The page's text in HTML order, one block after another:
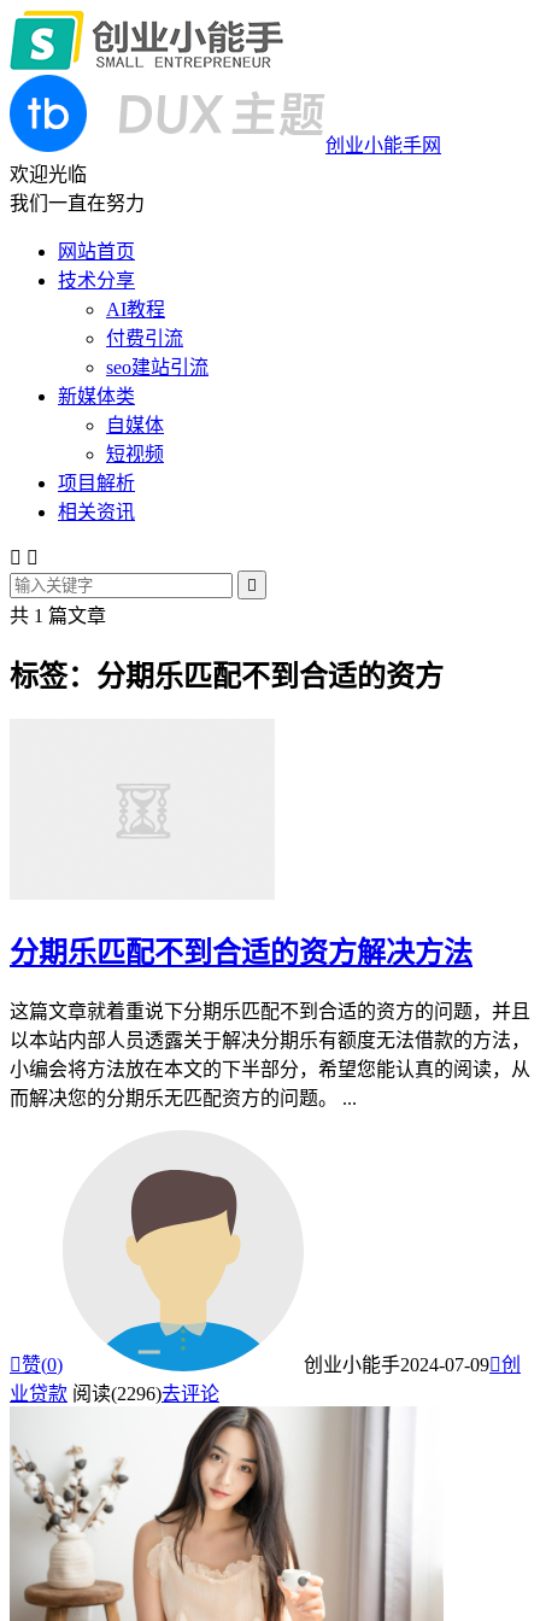
创业小能手网
欢迎光临
我们一直在努力
网站首页
技术分享
AI教程
付费引流
seo建站引流
新媒体类
自媒体
短视频
项目解析
相关资讯
 

共 1 篇文章
标签：分期乐匹配不到合适的资方
分期乐匹配不到合适的资方解决方法
这篇文章就着重说下分期乐匹配不到合适的资方的问题，并且
以本站内部人员透露关于解决分期乐有额度无法借款的方法，
小编会将方法放在本文的下半部分，希望您能认真的阅读，从
而解决您的分期乐无匹配资方的问题。 ...
赞(0) 创业小能手2024-07-09创
业贷款 阅读(2296)去评论